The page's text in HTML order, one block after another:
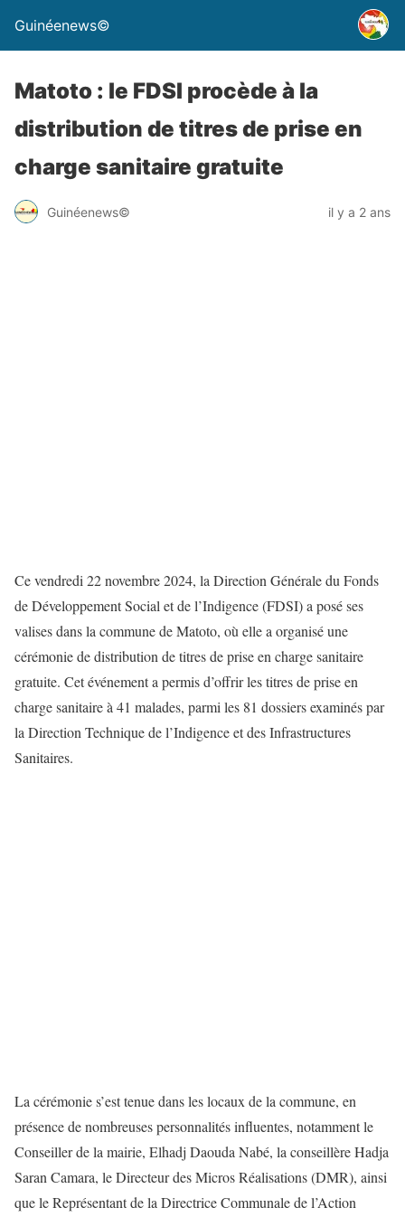
Guinéenews©
Matoto : le FDSI procède à la
distribution de titres de prise en
charge sanitaire gratuite
Guinéenews© il y a 2 ans
Ce vendredi 22 novembre 2024, la Direction Générale du Fonds
de Développement Social et de l’Indigence (FDSI) a posé ses
valises dans la commune de Matoto, où elle a organisé une
cérémonie de distribution de titres de prise en charge sanitaire
gratuite. Cet événement a permis d’offrir les titres de prise en
charge sanitaire à 41 malades, parmi les 81 dossiers examinés par
la Direction Technique de l’Indigence et des Infrastructures
Sanitaires.
La cérémonie s’est tenue dans les locaux de la commune, en
présence de nombreuses personnalités influentes, notamment le
Conseiller de la mairie, Elhadj Daouda Nabé, la conseillère Hadja
Saran Camara, le Directeur des Micros Réalisations (DMR), ainsi
que le Représentant de la Directrice Communale de l’Action